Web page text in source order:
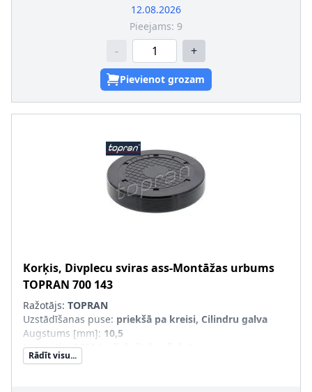
12.08.2026
Pieejams: 9
- +
Pievienot grozam
Korķis, Divplecu sviras ass-Montāžas urbums
TOPRAN 700 143
Ražotājs: TOPRAN
Uzstādīšanas puse: priekšā pa kreisi, Cilindru galva
Augstums [mm]: 10,5
Materiāls:ACM (poliakrila kaučuks)
Ārējais diametrs [mm]
Rādīt visu...